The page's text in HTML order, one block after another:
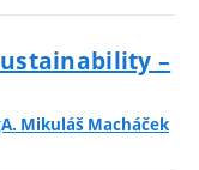
–
Mikuláš Macháček